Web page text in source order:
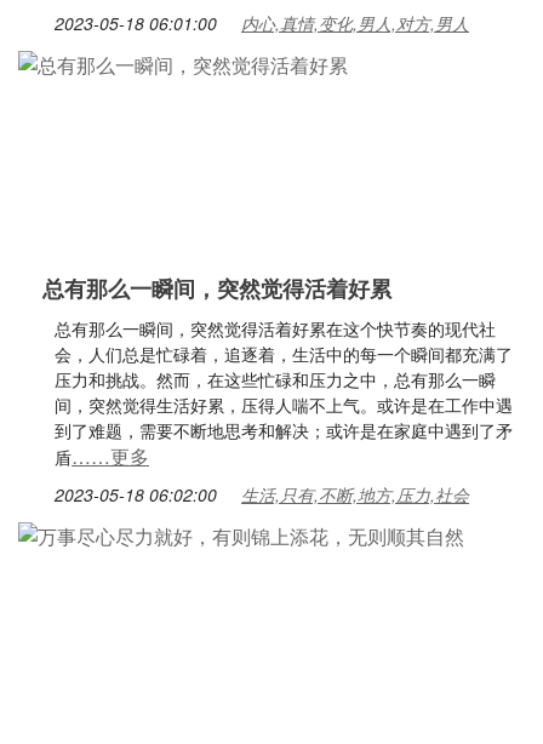
2023-05-18 06:01:00 内心,真情,变化,男人,对方,男人
总有那么一瞬间，突然觉得活着好累
总有那么一瞬间，突然觉得活着好累在这个快节奏的现代社
会，人们总是忙碌着，追逐着，生活中的每一个瞬间都充满了
压力和挑战。然而，在这些忙碌和压力之中，总有那么一瞬
间，突然觉得生活好累，压得人喘不上气。或许是在工作中遇
到了难题，需要不断地思考和解决；或许是在家庭中遇到了矛
盾……更多
2023-05-18 06:02:00 生活,只有,不断,地方,压力,社会